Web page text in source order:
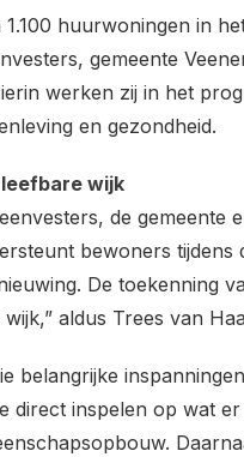
huurwoningen in
gemeente
werken zij in het
en gezondheid.
wijk
de gemeente
bewoners
De toekenning
aldus Trees van
belangrijke
direct inspelen op wat